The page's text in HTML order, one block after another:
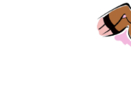
Przejdź
do
Przejdź
do
treści